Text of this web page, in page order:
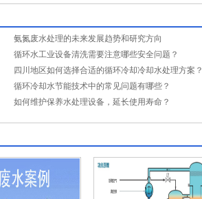
氨氮废水处理的未来发展趋势和研究方向
循环水工业设备清洗需要注意哪些安全问题？
四川地区如何选择合适的循环冷却冷却水处理方案？
循环冷却水节能技术中的常见问题有哪些？
如何维护保养水处理设备，延长使用寿命？